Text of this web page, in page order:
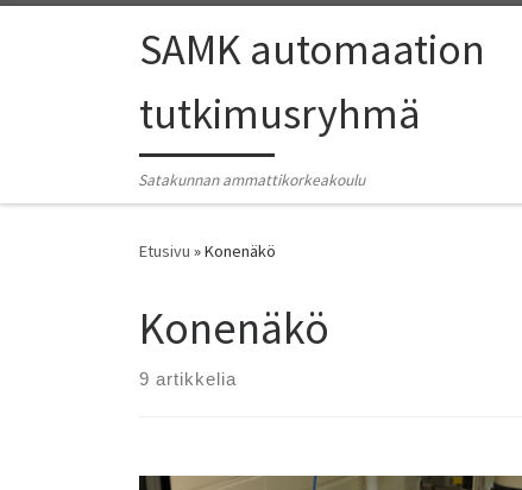
SAMK automaation
tutkimusryhmä
Satakunnan ammattikorkeakoulu
Etusivu »Konenäkö
Konenäkö
9 artikkelia